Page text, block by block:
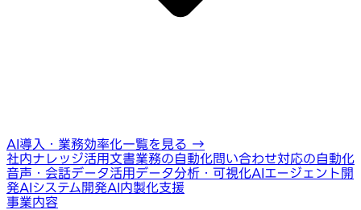
AI導入・業務効率化一覧を見る →
社内ナレッジ活用文書業務の自動化問い合わせ対応の自動化
音声・会話データ活用データ分析・可視化AIエージェント開
発AIシステム開発AI内製化支援
事業内容